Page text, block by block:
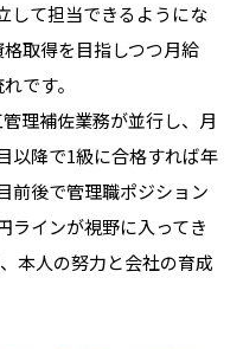
して担当できるようにな
取得を目指しつつ月給
です。
理補佐業務が並行し、月
以降で1級に合格すれば年
前後で管理職ポジション
ラインが視野に入ってき
本人の努力と会社の育成